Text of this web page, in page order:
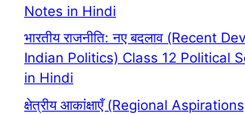
Notes in Hindi
भारतीय राजनीति: नए बदलाव (Recent
Indian Politics) Class 12 Political
in Hindi
क्षेत्रीय आकांक्षाएँ (Regional